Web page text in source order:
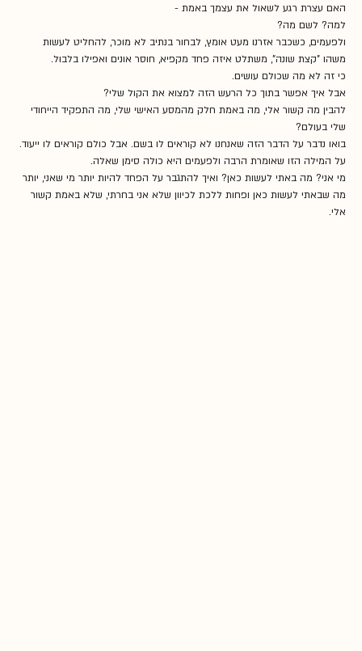
האם עצרת רגע לשאול את עצמך באמת -
למה? לשם מה?
ולפעמים, כשכבר אזרנו מעט אומץ, לבחור בנתיב לא מוכר, להחליט לעשות
משהו "קצת שונה", משתלט איזה פחד מקפיא, חוסר אונים ואפילו בלבול.
כי זה לא מה שכולם עושים.
אבל איך אפשר בתוך כל הרעש הזה למצוא את הקול שלי?
להבין מה קשור אלי, מה באמת חלק מהמסע האישי שלי, מה התפקיד הייחודי
שלי בעולם?
בואו נדבר על הדבר הזה שאנחנו לא קוראים לו בשם. אבל כולם קוראים לו ייעוד.
על המילה הזו שאומרת הרבה ולפעמים היא כולה סימן שאלה.
מי אני? מה באתי לעשות כאן? ואיך להתגבר על הפחד להיות יותר מי שאני, יותר
מה שבאתי לעשות כאן ופחות ללכת לכיוון שלא אני בחרתי, שלא באמת קשור
אלי.